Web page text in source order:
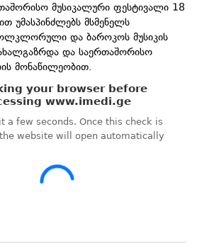
მუსიკალური ფესტივალი 18
უმასპინძლებს მსმენელს
და ბაროკოს მუსიკის
და საერთაშორისო
მონაწილეობით.